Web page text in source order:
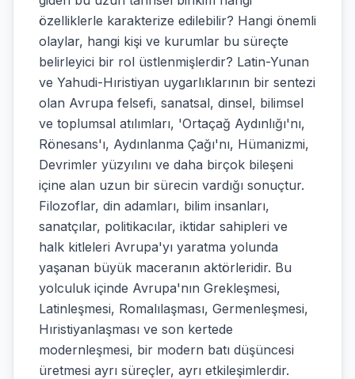
özelliklerle karakterize edilebilir? Hangi önemli
olaylar, hangi kişi ve kurumlar bu süreçte
belirleyici bir rol üstlenmişlerdir? Latin-Yunan
ve Yahudi-Hıristiyan uygarlıklarının bir sentezi
olan Avrupa felsefi, sanatsal, dinsel, bilimsel
ve toplumsal atılımları, 'Ortaçağ Aydınlığı'nı,
Rönesans'ı, Aydınlanma Çağı'nı, Hümanizmi,
Devrimler yüzyılını ve daha birçok bileşeni
içine alan uzun bir sürecin vardığı sonuçtur.
Filozoflar, din adamları, bilim insanları,
sanatçılar, politikacılar, iktidar sahipleri ve
halk kitleleri Avrupa'yı yaratma yolunda
yaşanan büyük maceranın aktörleridir. Bu
yolculuk içinde Avrupa'nın Grekleşmesi,
Latinleşmesi, Romalılaşması, Germenleşmesi,
Hıristiyanlaşması ve son kertede
modernleşmesi, bir modern batı düşüncesi
üretmesi ayrı süreçler, ayrı etkileşimlerdir.